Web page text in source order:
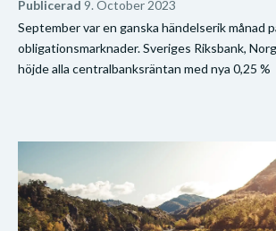
Publicerad 9. October 2023
September var en ganska händelserik månad
obligationsmarknader. Sveriges Riksbank,
höjde alla centralbanksräntan med nya 0,25 %